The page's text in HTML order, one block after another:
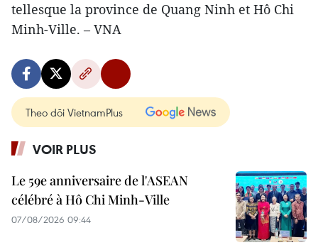
tellesque la province de Quang Ninh et Hô Chi
Minh-Ville. – VNA
Theo dõi VietnamPlus
VOIR PLUS
Le 59e anniversaire de l'ASEAN
célébré à Hô Chi Minh-Ville
07/08/2026 09:44